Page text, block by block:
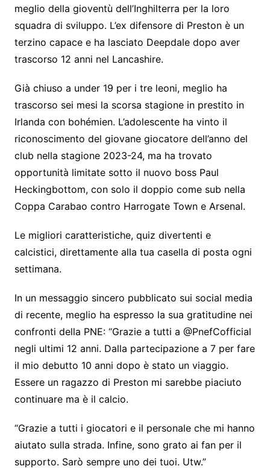
meglio della gioventù dell’Inghilterra per la loro
squadra di sviluppo. L’ex difensore di Preston è un
terzino capace e ha lasciato Deepdale dopo aver
trascorso 12 anni nel Lancashire.
Già chiuso a under 19 per i tre leoni, meglio ha
trascorso sei mesi la scorsa stagione in prestito in
Irlanda con bohémien. L’adolescente ha vinto il
riconoscimento del giovane giocatore dell’anno del
club nella stagione 2023-24, ma ha trovato
opportunità limitate sotto il nuovo boss Paul
Heckingbottom, con solo il doppio come sub nella
Coppa Carabao contro Harrogate Town e Arsenal.
Le migliori caratteristiche, quiz divertenti e
calcistici, direttamente alla tua casella di posta ogni
settimana.
In un messaggio sincero pubblicato sui social media
di recente, meglio ha espresso la sua gratitudine nei
confronti della PNE: “Grazie a tutti a @PnefCofficial
negli ultimi 12 anni. Dalla partecipazione a 7 per fare
il mio debutto 10 anni dopo è stato un viaggio.
Essere un ragazzo di Preston mi sarebbe piaciuto
continuare ma è il calcio.
“Grazie a tutti i giocatori e il personale che mi hanno
aiutato sulla strada. Infine, sono grato ai fan per il
supporto. Sarò sempre uno dei tuoi. Utw.”